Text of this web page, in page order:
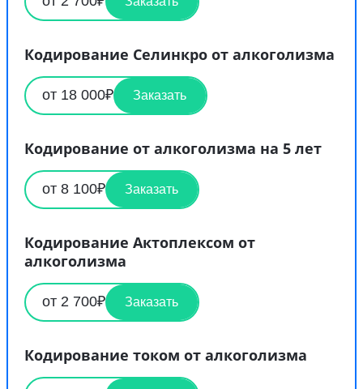
Кодирование Селинкро от алкоголизма
от 18 000₽ Заказать
Кодирование от алкоголизма на 5 лет
от 8 100₽ Заказать
Кодирование Актоплексом от
алкоголизма
от 2 700₽ Заказать
Кодирование током от алкоголизма